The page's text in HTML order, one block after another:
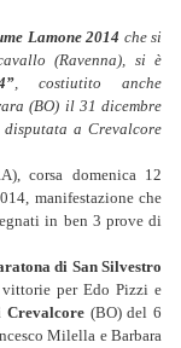
Lamone 2014 che si
(Ravenna), si è
, costiutito anche
(BO) il 31 dicembre
a Crevalcore
corsa domenica 12
manifestazione che
in ben 3 prove di
di San Silvestro
per Edo Pizzi e
Crevalcore(BO) del 6
Milella e Barbara